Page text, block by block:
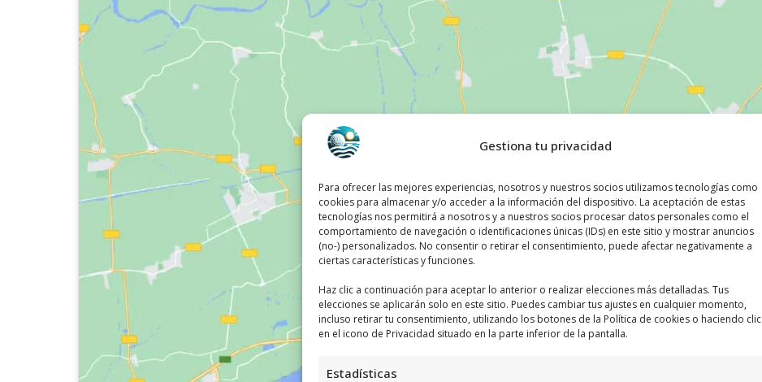
Gestiona tu privacidad
Para ofrecer las mejores experiencias, nosotros y nuestros socios utilizamos tecnologías como
cookies para almacenar y/o acceder a la información del dispositivo. La aceptación de estas
tecnologías nos permitirá a nosotros y a nuestros socios procesar datos personales como el
comportamiento de navegación o identificaciones únicas (IDs) en este sitio y mostrar anuncios
(no-) personalizados. No consentir o retirar el consentimiento, puede afectar negativamente a
ciertas características y funciones.
Haz clic a continuación para aceptar lo anterior o realizar elecciones más detalladas. Tus
elecciones se aplicarán solo en este sitio. Puedes cambiar tus ajustes en cualquier momento,
incluso retirar tu consentimiento, utilizando los botones de la Política de cookies o haciendo clic
en el icono de Privacidad situado en la parte inferior de la pantalla.
Estadísticas
Haz clic para aceptar márketing cookies y